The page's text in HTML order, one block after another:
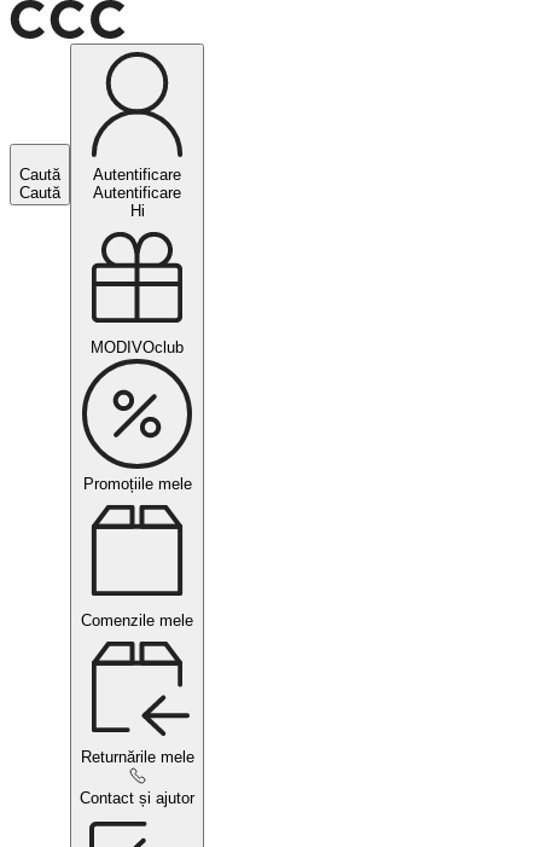
Caută
Caută
Autentificare
Autentificare
Hi
MODIVOclub
Promoțiile mele
Comenzile mele
Returnările mele
Contact și ajutor